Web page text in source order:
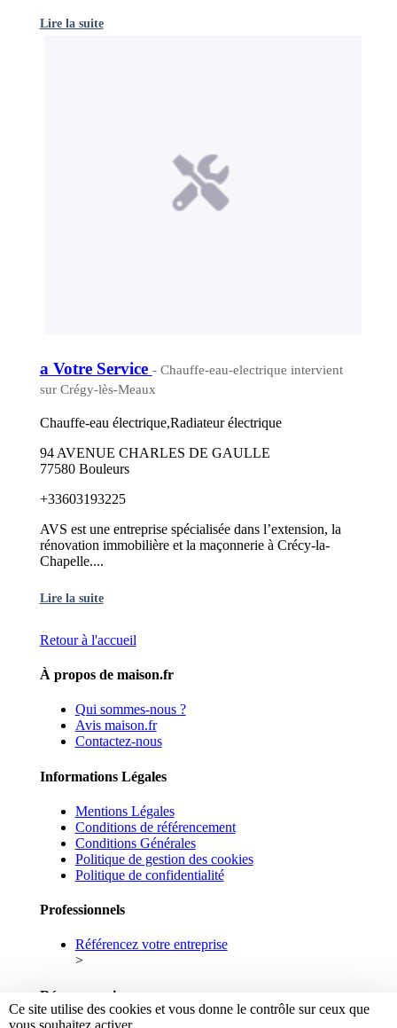
Lire la suite
a Votre Service - Chauffe-eau-electrique intervient
sur Crégy-lès-Meaux
Chauffe-eau électrique,Radiateur électrique
94 AVENUE CHARLES DE GAULLE
77580 Bouleurs
+33603193225
AVS est une entreprise spécialisée dans l’extension, la
rénovation immobilière et la maçonnerie à Crécy-la-
Chapelle....
Lire la suite
Retour à l'accueil
À propos de maison.fr
Qui sommes-nous ?
Avis maison.fr
Contactez-nous
Informations Légales
Mentions Légales
Conditions de référencement
Conditions Générales
Politique de gestion des cookies
Politique de confidentialité
Professionnels
Référencez votre entreprise
>
Réseaux sociaux
Ce site utilise des cookies et vous donne le contrôle sur ceux que
vous souhaitez activer